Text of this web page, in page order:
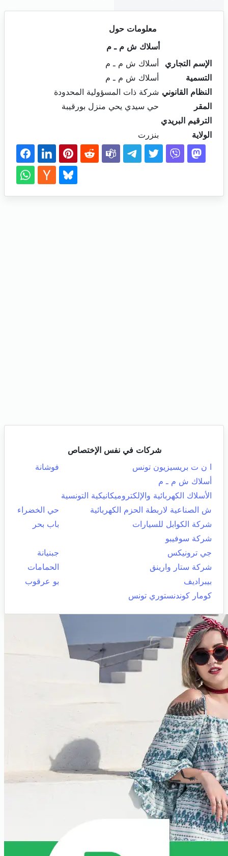
معلومات حول
أسلاك ش م ـ م
الإسم التجاري
أسلاك ش م ـ م
التسمية
أسلاك ش م ـ م
النظام القانوني شركة ذات المسؤولية المحدودة
المقر
حي سيدي يحي منزل بورقيبة
الترقيم البريدي
الولاية
بنزرت
شركات في نفس الإختصاص
ا ن ت بريسيزيون تونس
فوشانة
أسلاك ش م ـ م
الأسلاك الكهربائية والإلكتروميكانيكية التونسية
ش الصناعية لاربطة الحزم الكهربائية
حي الخضراء
شركة الكوابل للسيارات
باب بحر
شركة سوفيبو
جي ترونيكس
جبنيانة
شركة ستار وارينق
الحمامات
بيبراديف
بو عرقوب
كومار كوندنستوري تونس